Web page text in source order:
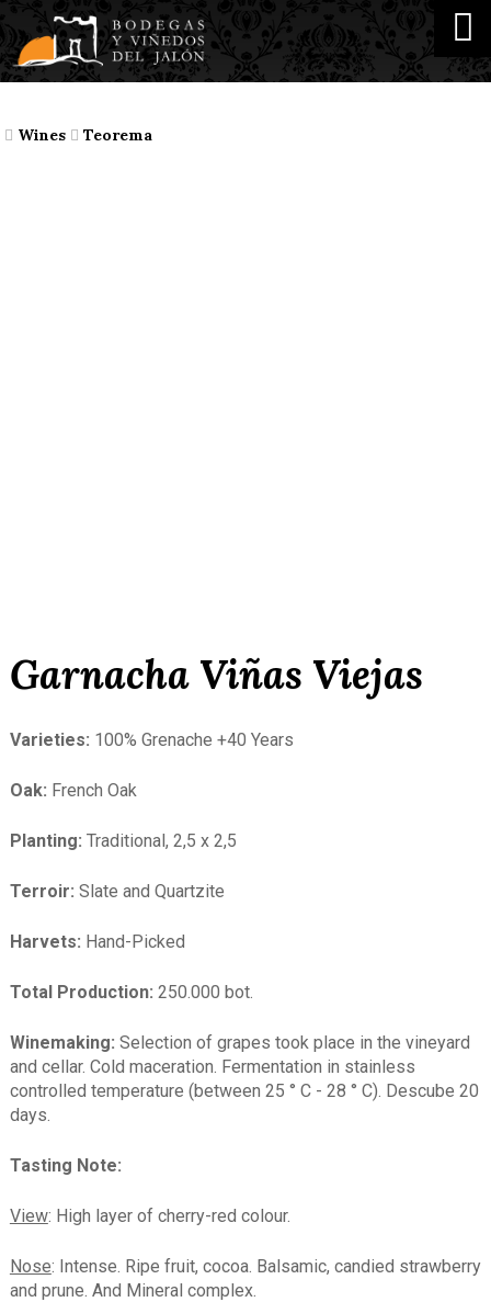
Wines Teorema
Garnacha Viñas Viejas
Varieties: 100% Grenache +40 Years
Oak: French Oak
Planting: Traditional, 2,5 x 2,5
Terroir: Slate and Quartzite
Harvets: Hand-Picked
Total Production: 250.000 bot.
Winemaking: Selection of grapes took place in the vineyard
and cellar. Cold maceration. Fermentation in stainless
controlled temperature (between 25 ° C - 28 ° C). Descube 20
days.
Tasting Note:
View: High layer of cherry-red colour.
Nose: Intense. Ripe fruit, cocoa. Balsamic, candied strawberry
and prune. And Mineral complex.